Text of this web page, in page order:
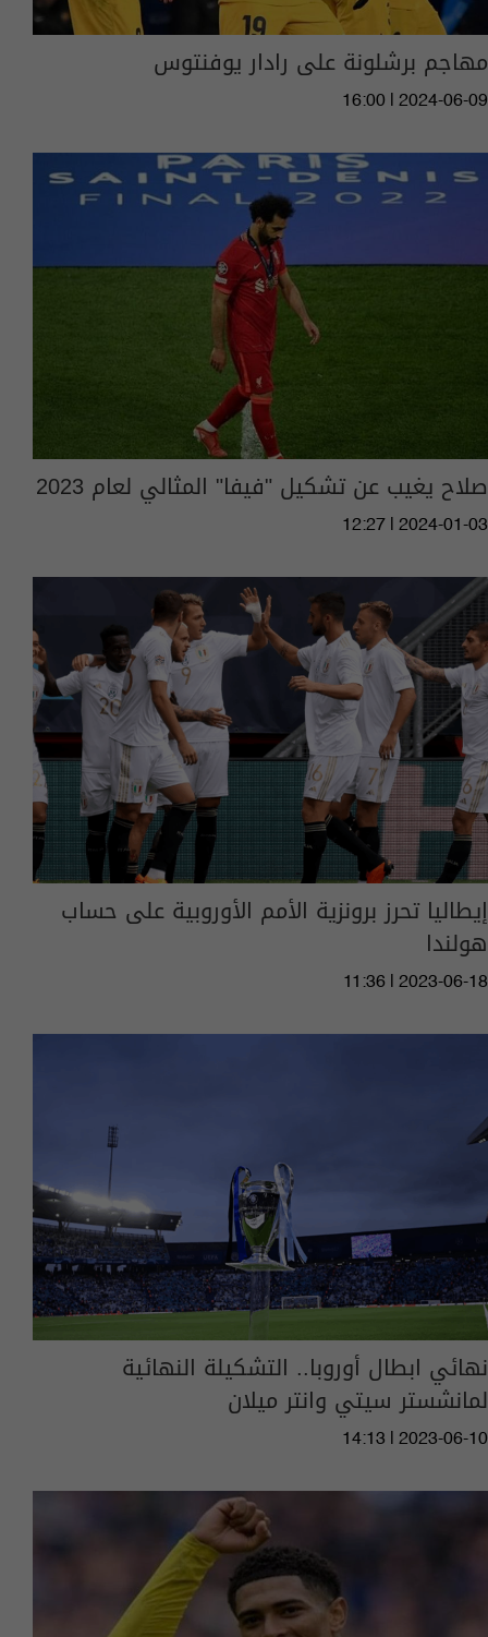
مهاجم برشلونة على رادار يوفنتوس
16:00 | 2024-06-09
صلاح يغيب عن تشكيل "فيفا" المثالي لعام 2023
12:27 | 2024-01-03
إيطاليا تحرز برونزية الأمم الأوروبية على حساب
هولندا
11:36 | 2023-06-18
نهائي ابطال أوروبا.. التشكيلة النهائية
لمانشستر سيتي وانتر ميلان
14:13 | 2023-06-10